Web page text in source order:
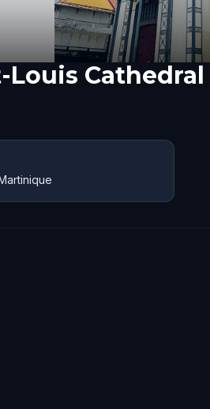
Louis Cathedral